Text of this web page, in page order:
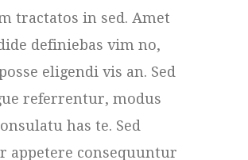
tractatos in sed. Amet
definiebas vim no,
eligendi vis an. Sed
referrentur, modus
has te. Sed
appetere consequuntur